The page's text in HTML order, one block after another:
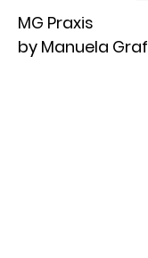
MG Praxis
by Manuela Graf